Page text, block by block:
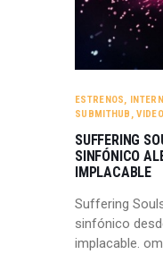
ESTRENOS,
SUBMITHUB ,
SUFFERING
SINFÓNICO
IMPLACABLE
Suffering
sinfónico
implacable.